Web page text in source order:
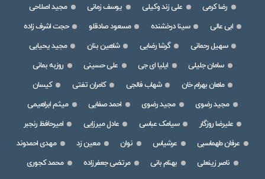
رضا کرمی
علی زند وکیلی یوسف زمانی
مجید اصلاحی
ابی عالی
سینا درخشنده مسعود صادقلو
حجت اشرف زاده
سهیل رحمانی
گرشا رضایی شاهین بنان
مجید یحیایی
سامان جلیلی
ایلیا ای جی علی حسینی
روزبه بمانی
ماهان بهرام خان
شهاب فالجی کامران تفتی
کیسان
مجید رضوی
مجید رضوی احمد صفایی
میثم ابراهیمی
علیرضا روزگار
سیامک عباسی عادل میرزایی
امیرحافظ رنجبر
عرفان طهماسبی
عرشیاس نوان معین زد
مهدی احمدوند
ناصر زینعلی
بهنام بانی مرتضی جعفرزاده
محمد کجوری